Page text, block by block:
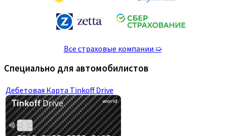
Все страховые компании ➯
Специально для автомобилистов
Дебетовая Карта Tinkoff Drive